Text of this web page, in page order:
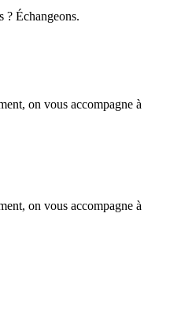
? Échangeons.
on vous accompagne à
on vous accompagne à